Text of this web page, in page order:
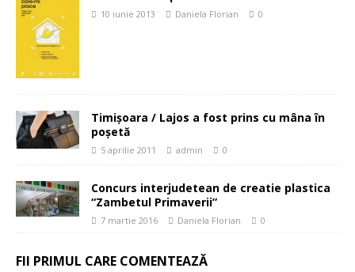
10 iunie 2013 Daniela Florian 0
Timişoara / Lajos a fost prins cu mâna în
poşetă
5 aprilie 2011 admin 0
Concurs interjudetean de creatie plastica
“Zambetul Primaverii”
7 martie 2016 Daniela Florian 0
FII PRIMUL CARE COMENTEAZĂ